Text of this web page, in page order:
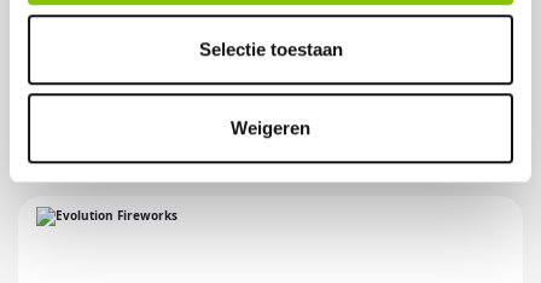
Selectie toestaan
Weigeren
Artikelnummer: DE2680
€ 489,- € 389,-